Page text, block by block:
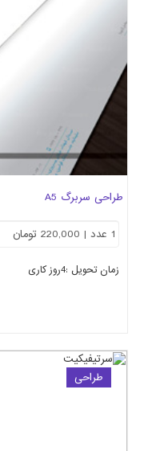
طراحی سربرگ A5
زمان تحویل :4روز کاری
طراحی